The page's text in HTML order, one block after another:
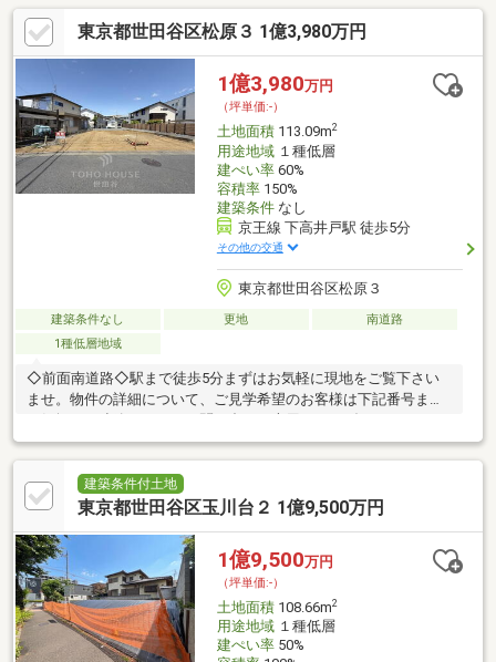
で徒歩10分圏内でお子様がいるご家庭も安心◇お好きなハウスメ
ーカーにて建築可能◆閑静な住宅地内にある静かな住環境まず
は、一度現地をご見学くださいませ！☆―――――・・・
東京都世田谷区松原３ 1億3,980万円
1億3,980万円
（坪単価:-）
土地面積113.09m2
用途地域１種低層
建ぺい率60%
容積率150%
建築条件なし
京王線 下高井戸駅 徒歩5分
その他の交通
東京都世田谷区松原３
建築条件なし 更地
南道路
1種低層地域
◇前面南道路◇駅まで徒歩5分まずはお気軽に現地をご覧下さい
ませ。物件の詳細について、ご見学希望のお客様は下記番号まで
お気軽にご連絡下さい。お問い合わせ専用フリーダイヤル
【0120-104-633】
建築条件付土地
東京都世田谷区玉川台２ 1億9,500万円
1億9,500万円
（坪単価:-）
土地面積108.66m2
用途地域１種低層
建ぺい率50%